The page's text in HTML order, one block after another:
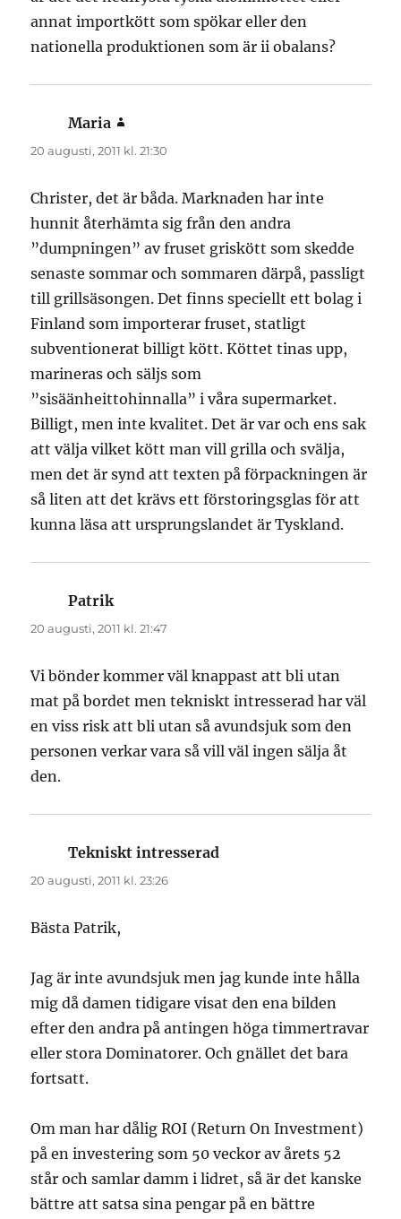
annat importkött som spökar eller den
nationella produktionen som är ii obalans?
Maria
20 augusti, 2011 kl. 21:30
Christer, det är båda. Marknaden har inte
hunnit återhämta sig från den andra
”dumpningen” av fruset griskött som skedde
senaste sommar och sommaren därpå, passligt
till grillsäsongen. Det finns speciellt ett bolag i
Finland som importerar fruset, statligt
subventionerat billigt kött. Köttet tinas upp,
marineras och säljs som
”sisäänheittohinnalla” i våra supermarket.
Billigt, men inte kvalitet. Det är var och ens sak
att välja vilket kött man vill grilla och svälja,
men det är synd att texten på förpackningen är
så liten att det krävs ett förstoringsglas för att
kunna läsa att ursprungslandet är Tyskland.
Patrikskriver:
20 augusti, 2011 kl. 21:47
Vi bönder kommer väl knappast att bli utan
mat på bordet men tekniskt intresserad har väl
en viss risk att bli utan så avundsjuk som den
personen verkar vara så vill väl ingen sälja åt
den.
Tekniskt intresserad
20 augusti, 2011 kl. 23:26
Bästa Patrik,
Jag är inte avundsjuk men jag kunde inte hålla
mig då damen tidigare visat den ena bilden
efter den andra på antingen höga timmertravar
eller stora Dominatorer. Och gnället det bara
fortsatt.
Om man har dålig ROI (Return On Investment)
på en investering som 50 veckor av årets 52
står och samlar damm i lidret, så är det kanske
bättre att satsa sina pengar på en bättre